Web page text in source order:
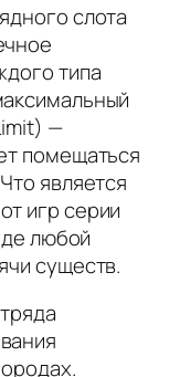
слота
типа
—
помещаться
является
игр серии
любой
существ.